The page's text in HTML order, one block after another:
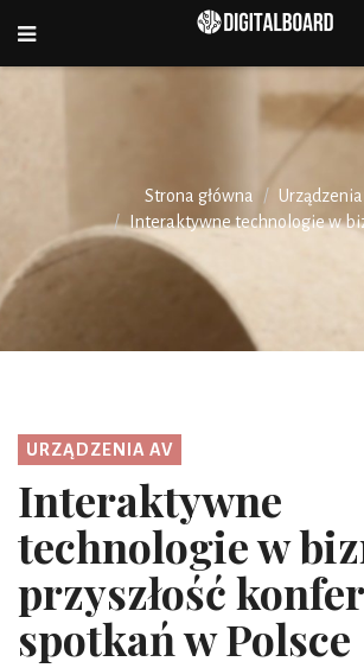
Strona główna
Interaktywne technologie w
URZĄDZENIA AV
Interaktywne
technologie w
przyszłość
spotkań w Polsce